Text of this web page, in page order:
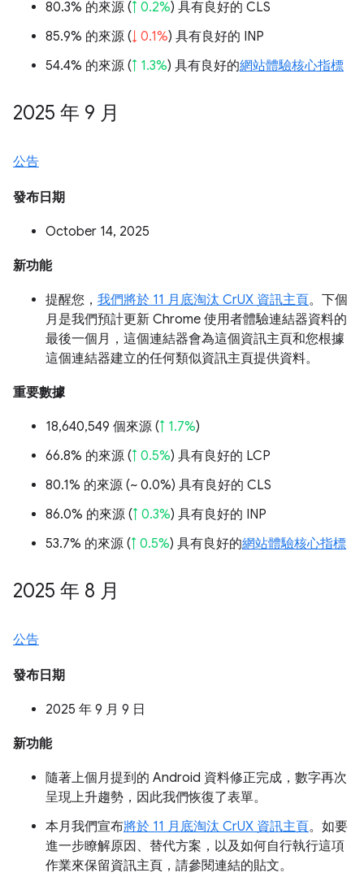
80.3% 的來源 (↑ 0.2%) 具有良好的 CLS
85.9% 的來源 (↓ 0.1%) 具有良好的 INP
54.4% 的來源 (↑ 1.3%) 具有良好的網站體驗核心指標
2025 年 9 月
公告
發布日期
October 14, 2025
新功能
提醒您， 我們將於 11 月底淘汰 CrUX 資訊主頁。下個
月是我們預計更新 Chrome 使用者體驗連結器資料的
最後一個月，這個連結器會為這個資訊主頁和您根據
這個連結器建立的任何類似資訊主頁提供資料。
重要數據
18,640,549 個來源 (↑ 1.7%)
66.8% 的來源 (↑ 0.5%) 具有良好的 LCP
80.1% 的來源 (~ 0.0%) 具有良好的 CLS
86.0% 的來源 (↑ 0.3%) 具有良好的 INP
53.7% 的來源 (↑ 0.5%) 具有良好的網站體驗核心指標
2025 年 8 月
公告
發布日期
2025 年 9 月 9 日
新功能
隨著上個月提到的 Android 資料修正完成，數字再次
呈現上升趨勢，因此我們恢復了表單。
本月我們宣布將於 11 月底淘汰 CrUX 資訊主頁。如要
進一步瞭解原因、替代方案，以及如何自行執行這項
作業來保留資訊主頁，請參閱連結的貼文。